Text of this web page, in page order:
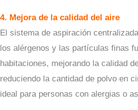
4. Mejora de la calidad del aire
El sistema de aspiración
los alérgenos y las partículas finas
habitaciones, mejorando la calidad
reduciendo la cantidad de polvo en
ideal para personas con alergias o